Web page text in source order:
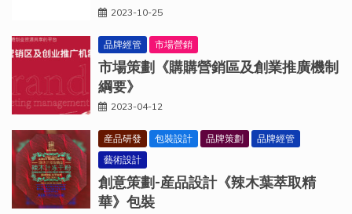
2023-10-25
品牌經管 市場營銷
市場策劃《購購營銷區及創業推廣機制
綱要》
2023-04-12
産品研發 包裝設計 品牌策劃
品牌經管
藝術設計
創意策劃-産品設計《辣木葉萃取精
華》包裝